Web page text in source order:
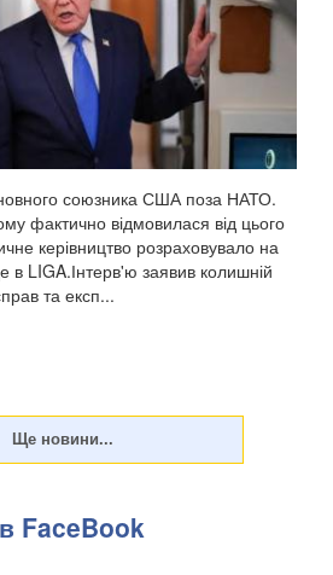
союзника США поза НАТО.
фактично відмовилася від цього
керівництво розраховувало на
LIGA.Інтерв'ю заявив колишній
та експ...
FaceBook